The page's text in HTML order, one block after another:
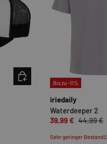
OPTIONEN AUSWÄHLEN
Bis zu -11%
iriedaily
Waterdeeper 2
39,99 € 44,99 €
Sehr geringer Bestand